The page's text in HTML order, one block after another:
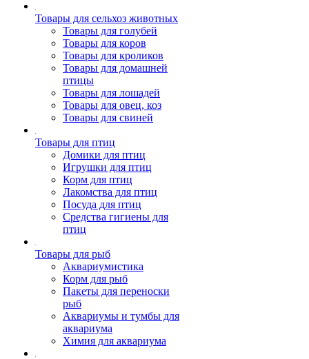
Товары для сельхоз животных
Товары для голубей
Товары для коров
Товары для кроликов
Товары для домашней
птицы
Товары для лошадей
Товары для овец, коз
Товары для свиней
Товары для птиц
Домики для птиц
Игрушки для птиц
Корм для птиц
Лакомства для птиц
Посуда для птиц
Средства гигиены для
птиц
Товары для рыб
Аквариумистика
Корм для рыб
Пакеты для переноски
рыб
Аквариумы и тумбы для
аквариума
Химия для аквариума